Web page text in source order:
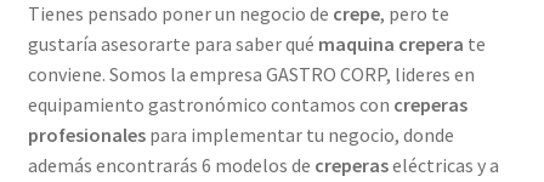
original
era:
S/2,290.00.
actual
es:
S/1,990.00.
Tienes pensado poner un negocio de crepe, pero te
gustaría asesorarte para saber qué maquina crepera te
conviene. Somos la empresa GASTRO CORP, lideres en
equipamiento gastronómico contamos con creperas
profesionales para implementar tu negocio, donde
además encontrarás 6 modelos de creperaseléctricas y a